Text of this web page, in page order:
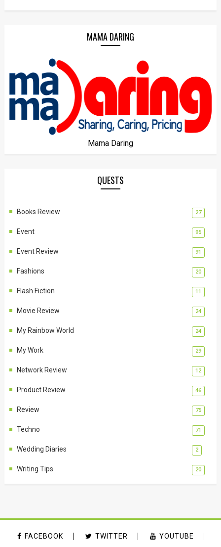
MAMA DARING
Mama Daring
QUESTS
Books Review 27
Event 95
Event Review 91
Fashions 20
Flash Fiction 11
Movie Review 24
My Rainbow World 24
My Work 29
Network Review 12
Product Review 46
Review 75
Techno 71
Wedding Diaries 2
Writing Tips 20
FACEBOOK TWITTER YOUTUBE